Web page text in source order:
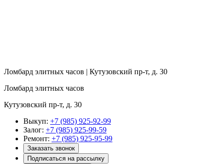
Ломбард элитных часов | Кутузовский пр-т, д. 30
Ломбард элитных часов
Кутузовский пр-т, д. 30
Выкуп: +7 (985) 925-92-99
Залог: +7 (985) 925-99-59
Ремонт: +7 (985) 925-95-99
Заказать звонок
Подписаться на рассылку